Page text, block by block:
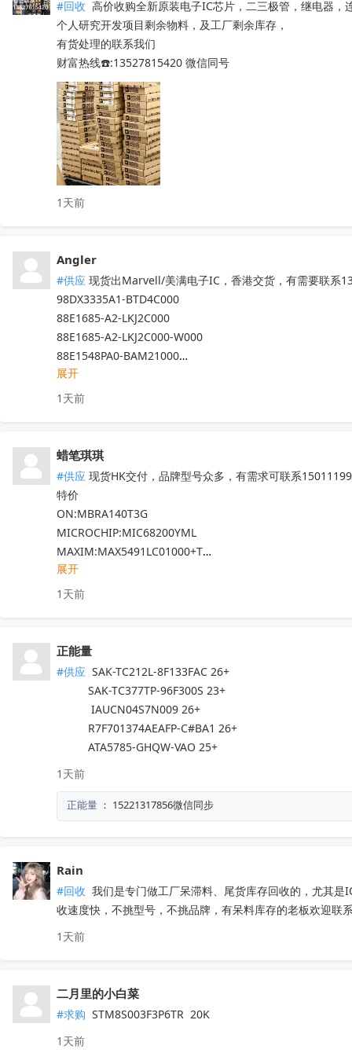
#回收 高价收购全新原装电子IC芯片，二三极管，继电器，
个人研究开发项目剩余物料，及工厂剩余库存，
有货处理的联系我们
财富热线☎️:13527815420 微信同号
1天前
Angler
#供应 现货出Marvell/美满电子IC，香港交货，有需要联系
98DX3335A1-BTD4C000
88E1685-A2-LKJ2C000
88E1685-A2-LKJ2C000-W000
88E1548PA0-BAM21000
……
专营Marvell十八年，300+库存料号，其它Marvell的料发料
展开
1天前
蜡笔琪琪
#供应 现货HK交付，品牌型号众多，有需求可联系
特价
ON:MBRA140T3G
MICROCHIP:MIC68200YML
MAXIM:MAX5491LC01000+T
ADI:ADP7182AUJZ-R7
其他PN可沟通确认
展开
1天前
正能量
#供应 SAK-TC212L-8F133FAC 26+
          ATA5785-GHQW-VAO 25+
1天前
正能量 ： 15221317856微信同步
Rain
#回收 我们是专门做工厂呆滞料、尾货库存回收的，尤其
收速度快，不挑型号，不挑品牌，有呆料库存的老板欢迎联
1天前
二月里的小白菜
#求购 STM8S003F3P6TR  20K
1天前